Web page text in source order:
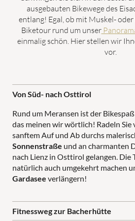
Skifahren
Abseits der
Advent in
Brixen Südtirol
PANORAMAPOOL
ausgebauten Bikewege des
entlang! Egal, ob mit Muskel-
Biketour rund um unser
einmalig schön. Hier stellen wir
vor.
Von Süd- nach Osttirol
Rund um Meransen ist der Bikespaß
das meinen wir wörtlich! Radeln Sie
sanftem Auf und Ab durchs
Sonnenstraße und an charmanten
nach Lienz in Osttirol gelangen. Die
natürlich auch umgekehrt machen
Gardasee verlängern!
Fitnessweg zur Bacherhütte